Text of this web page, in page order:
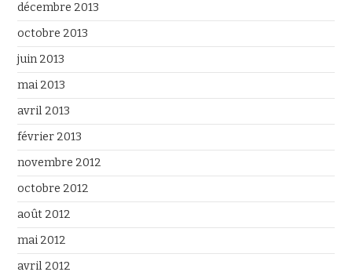
décembre 2013
octobre 2013
juin 2013
mai 2013
avril 2013
février 2013
novembre 2012
octobre 2012
août 2012
mai 2012
avril 2012